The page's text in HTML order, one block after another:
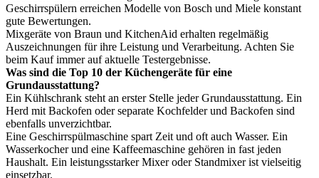
Geschirrspülern erreichen Modelle von Bosch und Miele konstant
gute Bewertungen.
Mixgeräte von Braun und KitchenAid erhalten regelmäßig
Auszeichnungen für ihre Leistung und Verarbeitung. Achten Sie
beim Kauf immer auf aktuelle Testergebnisse.
Was sind die Top 10 der Küchengeräte für eine
Grundausstattung?
Ein Kühlschrank steht an erster Stelle jeder Grundausstattung. Ein
Herd mit Backofen oder separate Kochfelder und Backofen sind
ebenfalls unverzichtbar.
Eine Geschirrspülmaschine spart Zeit und oft auch Wasser. Ein
Wasserkocher und eine Kaffeemaschine gehören in fast jeden
Haushalt. Ein leistungsstarker Mixer oder Standmixer ist vielseitig
einsetzbar.